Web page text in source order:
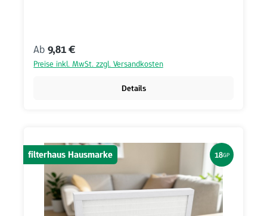
Regulärer Preis:
Ab 9,81 €
Preise inkl. MwSt. zzgl. Versandkosten
Details
filterhaus Hausmarke 18GP